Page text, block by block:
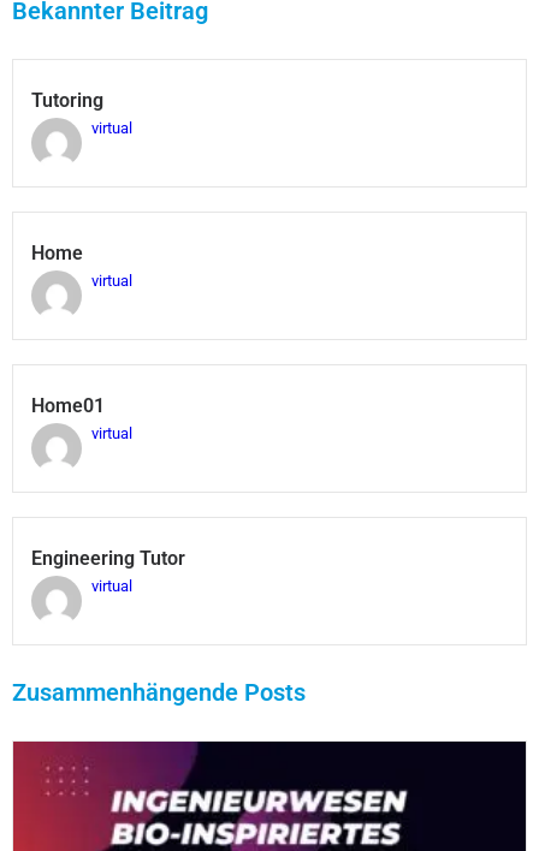
Bekannter Beitrag
Tutoring
virtual
Home
virtual
Home01
virtual
Engineering Tutor
virtual
Zusammenhängende Posts